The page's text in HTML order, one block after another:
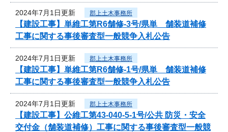
2024年7月1日更新 郡上土木事務所
【建設工事】単維工第R6舗修-3号/県単 舗装道補修
工事に関する事後審査型一般競争入札公告
2024年7月1日更新 郡上土木事務所
【建設工事】単維工第R6舗修-1号/県単 舗装道補修
工事に関する事後審査型一般競争入札公告
2024年7月1日更新 郡上土木事務所
【建設工事】公維工第43-040-5-1号/公共 防災・安全
交付金（舗装道補修）工事に関する事後審査型一般競